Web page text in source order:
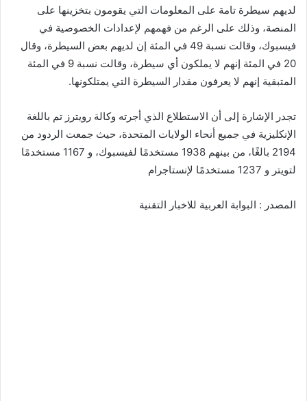
لديهم سيطرة تامة على المعلومات التي يقومون بتخزينها على
المنصة، وذلك على الرغم من فهمهم لإعدادات الخصوصية في
فيسبوك، وقالت نسبة 49 في المئة إن لديهم بعض السيطرة، وقال
20 في المئة إنهم لا يملكون أي سيطرة، وقالت نسبة 9 في المئة
المتبقية إنهم لا يعرفون مقدار السيطرة التي يمتلكونها.
تجدر الإشارة إلى أن الاستطلاع الذي أجرته وكالة رويترز تم باللغة
الإنكليزية في جميع أنحاء الولايات المتحدة، حيث جمعت الردود من
2194 بالغًا، من بينهم 1938 مستخدمًا لفيسبوك، و 1167 مستخدمًا
لتويتر و 1237 مستخدمًا لإنستاجرام
المصدر : البوابة العربية للاخبار التقنية